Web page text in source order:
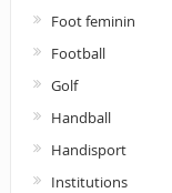
Foot feminin
Football
Golf
Handball
Handisport
Institutions